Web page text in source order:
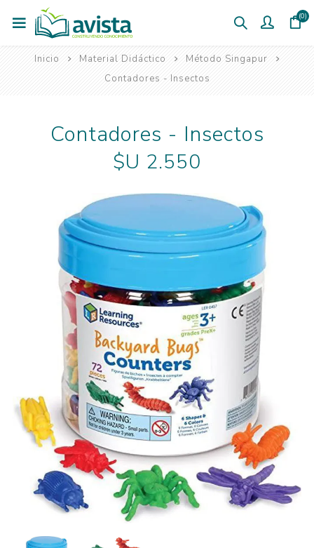
(0)
Inicio Material Didáctico
Método Singapur
Contadores - Insectos
Contadores - Insectos
$U 2.550